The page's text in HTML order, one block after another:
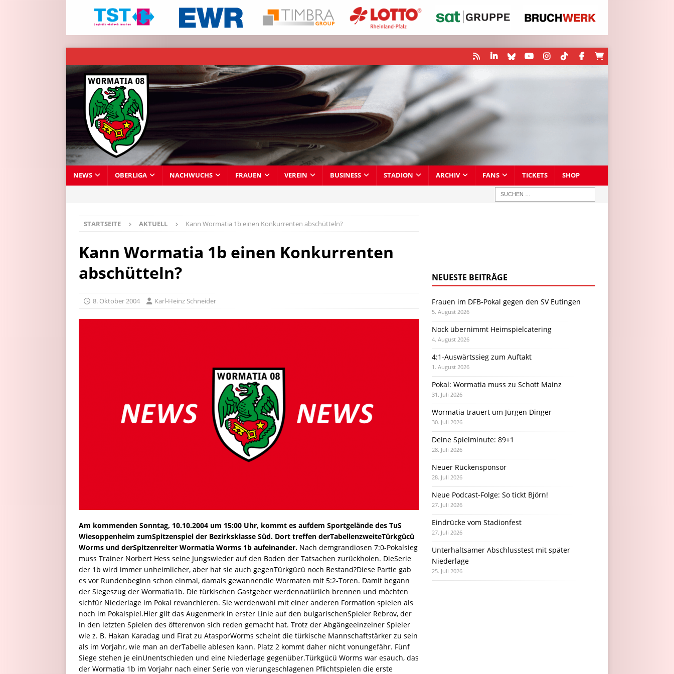
NEWS OBERLIGA NACHWUCHS FRAUEN VEREIN BUSINESS STADION ARCHIV FANS TICKETS SHOP
STARTSEITE AKTUELL Kann Wormatia 1b einen Konkurrenten abschütteln?
Kann Wormatia 1b einen Konkurrenten
abschütteln?
8. Oktober 2004 Karl-Heinz Schneider
Am kommenden Sonntag, 10.10.2004 um 15:00 Uhr, kommt es aufdem Sportgelände des TuS
Wiesoppenheim zumSpitzenspiel der Bezirksklasse Süd. Dort treffen derTabellenzweiteTürkgücü
Worms und derSpitzenreiter Wormatia Worms 1b aufeinander. Nach demgrandiosen 7:0-Pokalsieg
muss Trainer Norbert Hess seine Jungswieder auf den Boden der Tatsachen zurückholen. DieSerie
der 1b wird immer unheimlicher, aber hat sie auch gegenTürkgücü noch Bestand?Diese Partie gab
es vor Rundenbeginn schon einmal, damals gewannendie Wormaten mit 5:2-Toren. Damit begann
der Siegeszug der Wormatia1b. Die türkischen Gastgeber werdennatürlich brennen und möchten
sichfür Niederlage im Pokal revanchieren. Sie werdenwohl mit einer anderen Formation spielen als
noch im Pokalspiel.Hier gilt das Augenmerk in erster Linie auf den bulgarischenSpieler Rebrov, der
in den letzten Spielen des öfterenvon sich reden gemacht hat. Trotz der Abgängeeinzelner Spieler
wie z. B. Hakan Karadag und Firat zu AtasporWorms scheint die türkische Mannschaftstärker zu sein
als im Vorjahr, wie man an derTabelle ablesen kann. Platz 2 kommt daher nicht vonungefähr. Fünf
Siege stehen je einUnentschieden und eine Niederlage gegenüber.Türkgücü Worms war esauch, das
der Wormatia 1b im Vorjahr nach einer Serie von vierungeschlagenen Pflichtspielen die erste
NEUESTE BEITRÄGE
Frauen im DFB-Pokal gegen den SV Eutingen
5. August 2026
Nock übernimmt Heimspielcatering
4. August 2026
4:1-Auswärtssieg zum Auftakt
1. August 2026
Pokal: Wormatia muss zu Schott Mainz
31. Juli 2026
Wormatia trauert um Jürgen Dinger
30. Juli 2026
Deine Spielminute: 89+1
28. Juli 2026
Neuer Rückensponsor
28. Juli 2026
Neue Podcast-Folge: So tickt Björn!
27. Juli 2026
Eindrücke vom Stadionfest
27. Juli 2026
Unterhaltsamer Abschlusstest mit später
Niederlage
25. Juli 2026